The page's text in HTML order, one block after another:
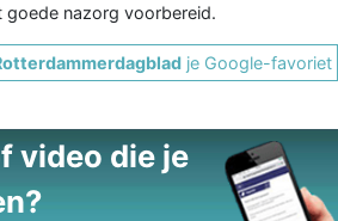
nazorg voorbereid.
je Google-favoriet
video die je